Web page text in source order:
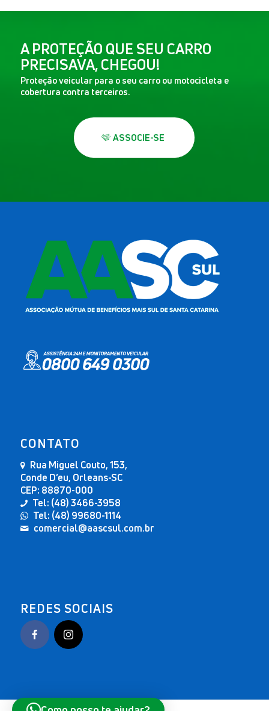
A PROTEÇÃO QUE SEU CARRO
PRECISAVA, CHEGOU!
Proteção veicular para o seu carro ou motocicleta e
cobertura contra terceiros.
ASSOCIE-SE
CONTATO
Rua Miguel Couto, 153,
Conde D’eu, Orleans-SC
CEP: 88870-000
Tel: (48) 3466-3958
Tel: (48) 99680-1114
comercial@aascsul.com.br
REDES SOCIAIS